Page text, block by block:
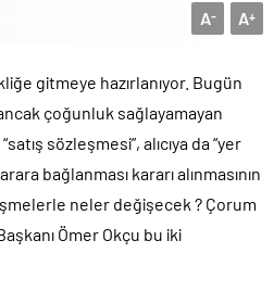
A+
A-
gitmeye hazırlanıyor. Bugün
çoğunluk sağlayamayan
sözleşmesi”, alıcıya da “yer
bağlanması kararı alınmasının
neler değişecek ? Çorum
Ömer Okçu bu iki